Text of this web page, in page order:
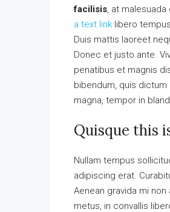
facilisis, at
a text link libero
Duis mattis laoreet
Donec et justo ante.
penatibus et magnis
bibendum, quis
magna, tempor in
Quisque this
Nullam tempus
adipiscing erat.
Aenean gravida mi
metus, in convallis